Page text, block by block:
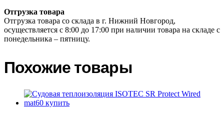
Отгрузка товара
Отгрузка товара со склада в г. Нижний Новгород,
осуществляется с 8:00 до 17:00 при наличии товара на складе с
понедельника – пятницу.
Похожие товары